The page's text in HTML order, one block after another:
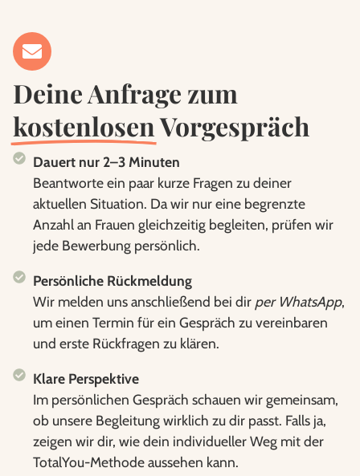
Deine Anfrage zum
kostenlosenVorgespräch
Dauert nur 2–3 Minuten
Beantworte ein paar kurze Fragen zu deiner
aktuellen Situation. Da wir nur eine begrenzte
Anzahl an Frauen gleichzeitig begleiten, prüfen wir
jede Bewerbung persönlich.
Persönliche Rückmeldung
Wir melden uns anschließend bei dir per WhatsApp,
um einen Termin für ein Gespräch zu vereinbaren
und erste Rückfragen zu klären.
Klare Perspektive
Im persönlichen Gespräch schauen wir gemeinsam,
ob unsere Begleitung wirklich zu dir passt. Falls ja,
zeigen wir dir, wie dein individueller Weg mit der
TotalYou-Methode aussehen kann.